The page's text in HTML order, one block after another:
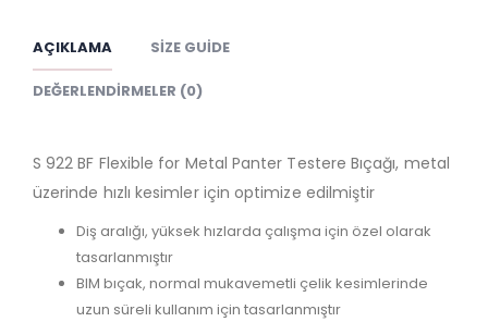
AÇIKLAMA SIZE GUIDE
DEĞERLENDIRMELER (0)
S 922 BF Flexible for Metal Panter Testere Bıçağı, metal
üzerinde hızlı kesimler için optimize edilmiştir
Diş aralığı, yüksek hızlarda çalışma için özel olarak
tasarlanmıştır
BIM bıçak, normal mukavemetli çelik kesimlerinde
uzun süreli kullanım için tasarlanmıştır